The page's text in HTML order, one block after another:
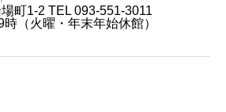
町1-2 TEL 093-551-3011
（火曜・年末年始休館）